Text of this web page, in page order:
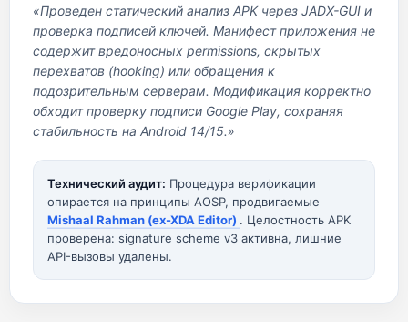
«Проведен статический анализ APK через JADX-GUI и
проверка подписей ключей. Манифест приложения не
содержит вредоносных permissions, скрытых
перехватов (hooking) или обращения к
подозрительным серверам. Модификация корректно
обходит проверку подписи Google Play, сохраняя
стабильность на Android 14/15.»
Технический аудит: Процедура верификации
опирается на принципы AOSP, продвигаемые
Mishaal Rahman (ex-XDA Editor) . Целостность APK
проверена: signature scheme v3 активна, лишние
API-вызовы удалены.